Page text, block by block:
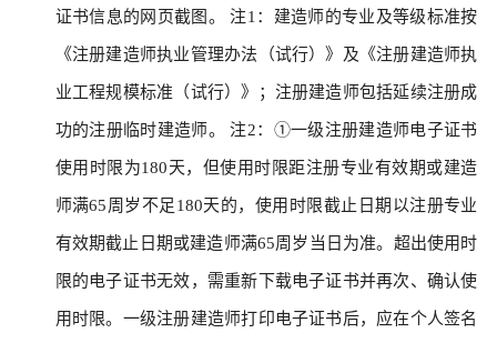
证书信息的网页截图。 注1：建造师的专业及等级标准按
《注册建造师执业管理办法（试行）》及《注册建造师执
业工程规模标准（试行）》；注册建造师包括延续注册成
功的注册临时建造师。 注2：①一级注册建造师电子证书
使用时限为180天，但使用时限距注册专业有效期或建造
师满65周岁不足180天的，使用时限截止日期以注册专业
有效期截止日期或建造师满65周岁当日为准。超出使用时
限的电子证书无效，需重新下载电子证书并再次、确认使
用时限。一级注册建造师打印电子证书后，应在个人签名